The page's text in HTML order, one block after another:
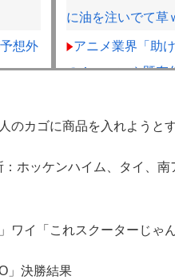
想外
結果
申し
に油を注いでて草
アニメ業界「助
の！」←いや既存
【ワンピース】
いに怪しくなって
でヤバイ・・・・
のカゴに商品を入れようと
ホッケンハイム、タイ、
ワイ「これスクーターじゃ
」決勝結果